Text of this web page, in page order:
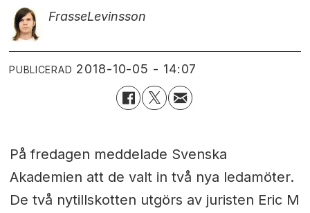
FrasseLevinsson
PUBLICERAD 2018-10-05 - 14:07
På fredagen meddelade Svenska
Akademien att de valt in två nya ledamöter.
De två nytillskotten utgörs av juristen Eric M